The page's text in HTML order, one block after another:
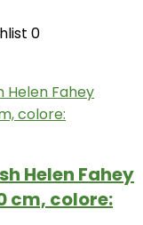
0
Helen Fahey
cm, colore: